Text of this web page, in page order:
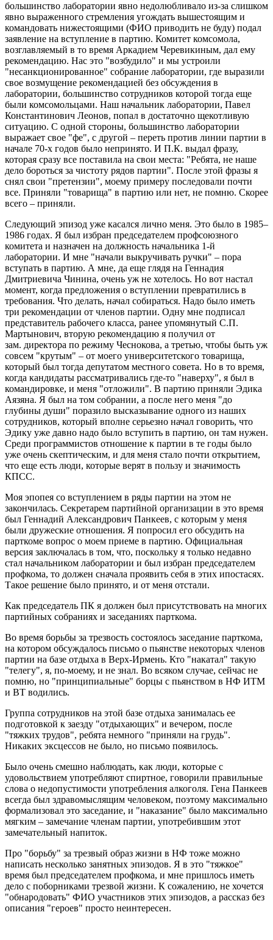
большинство лаборатории явно недолюбливало из-за слишком
явно выраженного стремления угождать вышестоящим и
командовать нижестоящими (ФИО приводить не буду) подал
заявление на вступление в партию. Комитет комсомола,
возглавляемый в то время Аркадием Черевикиным, дал ему
рекомендацию. Нас это "возбудило" и мы устроили
"несанкционированное" собрание лаборатории, где выразили
свое возмущение рекомендацией без обсуждения в
лаборатории, большинство сотрудников которой тогда еще
были комсомольцами. Наш начальник лаборатории, Павел
Константинович Леонов, попал в достаточно щекотливую
ситуацию. С одной стороны, большинство лаборатории
выражает свое "фе", с другой – переть против линии партии в
начале 70-х годов было непринято. И П.К. выдал фразу,
которая сразу все поставила на свои места: "Ребята, не наше
дело бороться за чистоту рядов партии". После этой фразы я
снял свои "претензии", моему примеру последовали почти
все. Приняли "товарища" в партию или нет, не помню. Скорее
всего – приняли.
Следующий эпизод уже касался лично меня. Это было в 1985–
1986 годах. Я был избран председателем профсоюзного
комитета и назначен на должность начальника 1-й
лаборатории. И мне "начали выкручивать ручки" – пора
вступать в партию. А мне, да еще глядя на Геннадия
Дмитриевича Чинина, очень уж не хотелось. Но вот настал
момент, когда предложения о вступлении превратились в
требования. Что делать, начал собираться. Надо было иметь
три рекомендации от членов партии. Одну мне подписал
представитель рабочего класса, ранее упомянутый С.П.
Мартынович, вторую рекомендацию я получил от
зам. директора по режиму Чеснокова, а третью, чтобы быть уж
совсем "крутым" – от моего университетского товарища,
который был тогда депутатом местного совета. Но в то время,
когда кандидаты рассматривались где-то "наверху", я был в
командировке, и меня "отложили". В партию приняли Эдика
Аязяна. Я был на том собрании, а после него меня "до
глубины души" поразило высказывание одного из наших
сотрудников, который вполне серьезно начал говорить, что
Эдику уже давно надо было вступить в партию, он там нужен.
Среди программистов отношение к партии в те годы было
уже очень скептическим, и для меня стало почти открытием,
что еще есть люди, которые верят в пользу и значимость
КПСС.
Моя эпопея со вступлением в ряды партии на этом не
закончилась. Секретарем партийной организации в это время
был Геннадий Александрович Панкеев, с которым у меня
были дружеские отношения. Я попросил его обсудить на
парткоме вопрос о моем приеме в партию. Официальная
версия заключалась в том, что, поскольку я только недавно
стал начальником лаборатории и был избран председателем
профкома, то должен сначала проявить себя в этих ипостасях.
Такое решение было принято, и от меня отстали.
Как председатель ПК я должен был присутствовать на многих
партийных собраниях и заседаниях парткома.
Во время борьбы за трезвость состоялось заседание парткома,
на котором обсуждалось письмо о пьянстве некоторых членов
партии на базе отдыха в Верх-Ирмень. Кто "накатал" такую
"телегу", я, по-моему, и не знал. Во всяком случае, сейчас не
помню, но "принципиальные" борцы с пьянством в НФ ИТМ
и ВТ водились.
Группа сотрудников на этой базе отдыха занималась ее
подготовкой к заезду "отдыхающих" и вечером, после
"тяжких трудов", ребята немного "приняли на грудь".
Никаких эксцессов не было, но письмо появилось.
Было очень смешно наблюдать, как люди, которые с
удовольствием употребляют спиртное, говорили правильные
слова о недопустимости употребления алкоголя. Гена Панкеев
всегда был здравомыслящим человеком, поэтому максимально
формализовал это заседание, и "наказание" было максимально
мягким – замечание членам партии, употребившим этот
замечательный напиток.
Про "борьбу" за трезвый образ жизни в НФ тоже можно
написать несколько занятных эпизодов. Я в это "тяжкое"
время был председателем профкома, и мне пришлось иметь
дело с поборниками трезвой жизни. К сожалению, не хочется
"обнародовать" ФИО участников этих эпизодов, а рассказ без
описания "героев" просто неинтересен.